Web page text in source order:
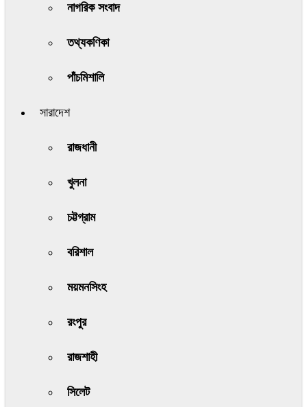
নাগরিক সংবাদ
তথ্যকণিকা
পাঁচমিশালি
সারাদেশ
রাজধানী
খুলনা
চট্টগ্রাম
বরিশাল
ময়মনসিংহ
রংপুর
রাজশাহী
সিলেট